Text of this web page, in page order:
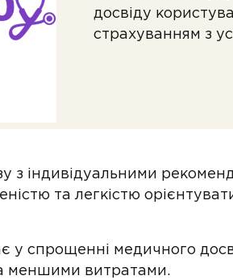
досвіду
страхуванням з
з індивідуальними
та легкістю
у спрощенні медичного
меншими витратами.